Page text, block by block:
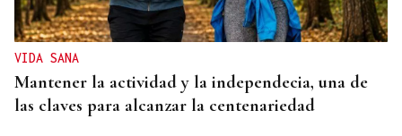
VIDA SANA
Mantener la actividad y la independecia, una de
las claves para alcanzar la centenariedad